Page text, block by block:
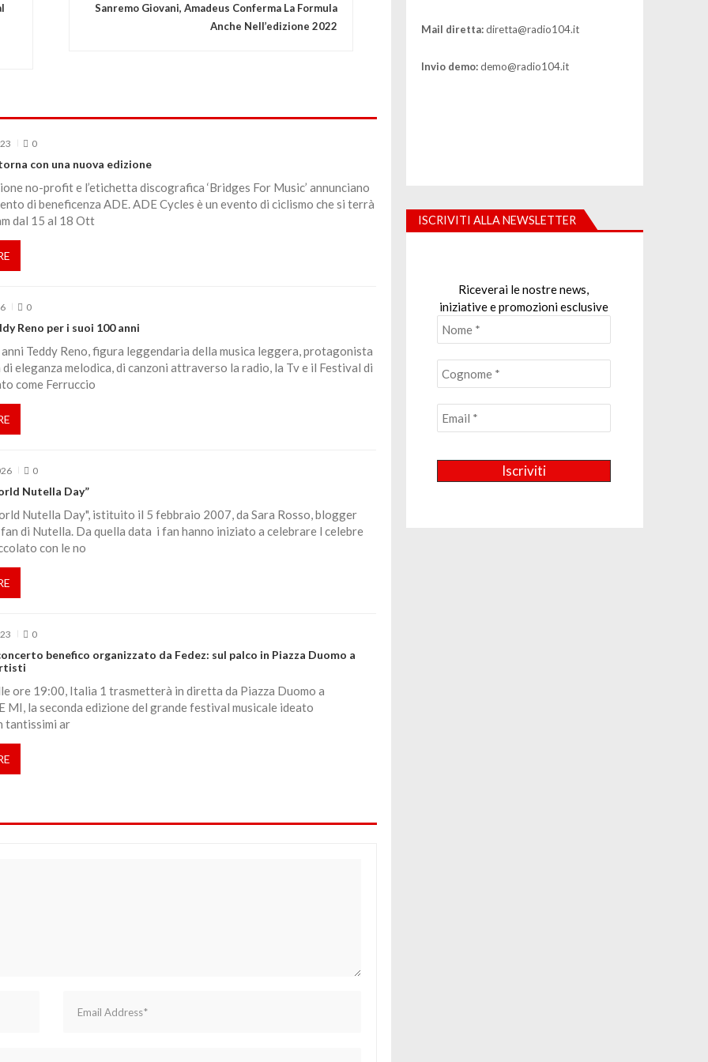
Sanremo Giovani, Amadeus Conferma La Formula
Anche Nell’edizione 2022
0
con una nuova edizione
no-profit e l’etichetta discografica ‘Bridges For Music’ annunciano
di beneficenza ADE. ADE Cycles è un evento di ciclismo che si terrà
dal 15 al 18 Ott
0
Reno per i suoi 100 anni
Teddy Reno, figura leggendaria della musica leggera, protagonista
di eleganza melodica, di canzoni attraverso la radio, la Tv e il Festival di
come Ferruccio
0
Nutella Day”
Nutella Day", istituito il 5 febbraio 2007, da Sara Rosso, blogger
di Nutella. Da quella data i fan hanno iniziato a celebrare l celebre
con le no
0
benefico organizzato da Fedez: sul palco in Piazza Duomo a
ore 19:00, Italia 1 trasmetterà in diretta da Piazza Duomo a
MI, la seconda edizione del grande festival musicale ideato
tantissimi ar
Mail diretta:diretta@radio104.it
Invio demo:demo@radio104.it
ISCRIVITI ALLA NEWSLETTER
Riceverai le nostre news,
iniziative e promozioni esclusive